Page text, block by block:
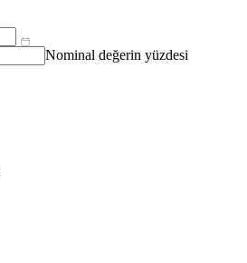
Nominal değerin yüzdesi